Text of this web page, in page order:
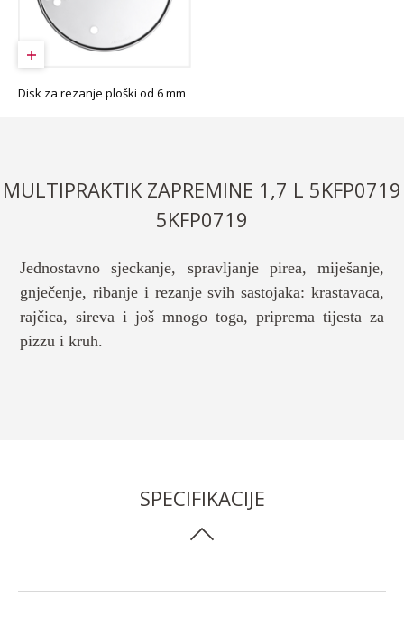
Disk za rezanje ploški od 6 mm
MULTIPRAKTIK ZAPREMINE 1,7 L 5KFP0719
5KFP0719
Jednostavno sjeckanje, spravljanje pirea, miješanje,
gnječenje, ribanje i rezanje svih sastojaka: krastavaca,
rajčica, sireva i još mnogo toga, priprema tijesta za
pizzu i kruh.
SPECIFIKACIJE